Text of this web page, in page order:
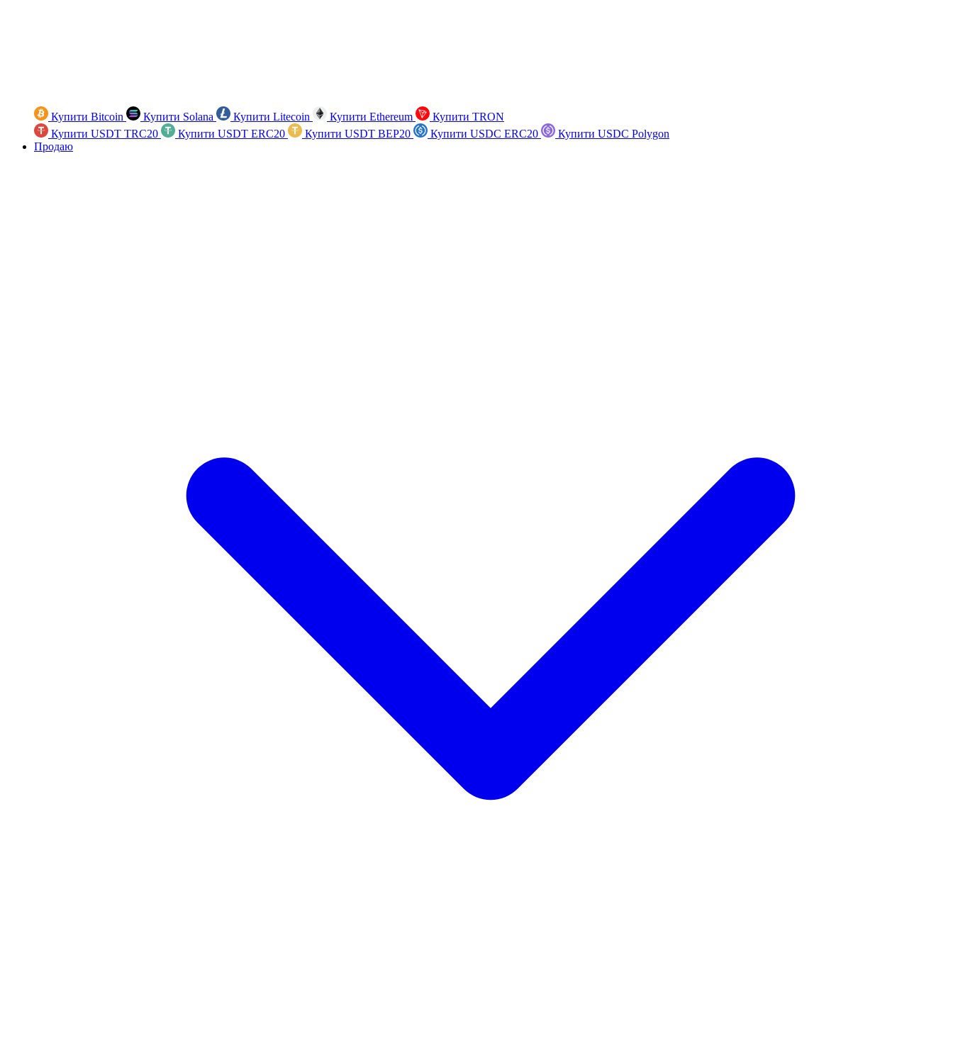
Купити Bitcoin Купити Solana Купити Litecoin Купити Ethereum
Купити TRON
Купити USDT TRC20
Купити USDT ERC20 Купити USDT BEP20 Купити USDC ERC20
Купити USDC Polygon
Продаю